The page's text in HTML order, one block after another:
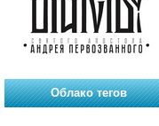
Облако тегов